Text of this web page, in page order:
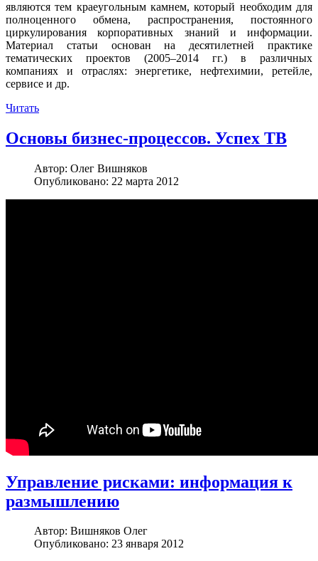
являются тем краеугольным камнем, который необходим для
полноценного обмена, распространения, постоянного
циркулирования корпоративных знаний и информации.
Материал статьи основан на десятилетней практике
тематических проектов (2005–2014 гг.) в различных
компаниях и отраслях: энергетике, нефтехимии, ретейле,
сервисе и др.
Читать
Основы бизнес-процессов. Успех ТВ
Автор: Олег Вишняков
Опубликовано: 22 марта 2012
Управление рисками: информация к
размышлению
Автор: Вишняков Олег
Опубликовано: 23 января 2012